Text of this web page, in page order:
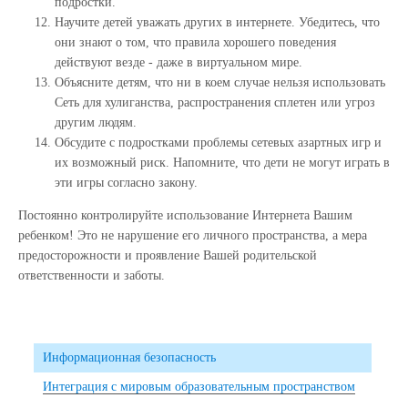
Научите детей уважать других в интернете. Убедитесь, что
они знают о том, что правила хорошего поведения
действуют везде - даже в виртуальном мире.
Объясните детям, что ни в коем случае нельзя использовать
Сеть для хулиганства, распространения сплетен или угроз
другим людям.
Обсудите с подростками проблемы сетевых азартных игр и
их возможный риск. Напомните, что дети не могут играть в
эти игры согласно закону.
Постоянно контролируйте использование Интернета Вашим
ребенком! Это не нарушение его личного пространства, а мера
предосторожности и проявление Вашей родительской
ответственности и заботы.
Информационная безопасность
Интеграция с мировым образовательным пространством